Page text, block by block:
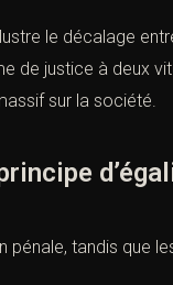
le décalage
de justice à deux
sur la société.
pénale, tandis que